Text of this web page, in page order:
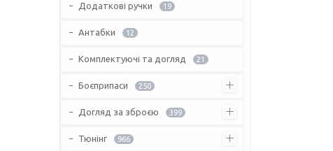
Додаткові ручки 19
Антабки 12
Комплектуючі та догляд 21
Боєприпаси 250
Догляд за зброєю 399
Тюнінг 966